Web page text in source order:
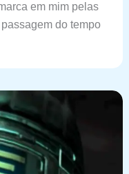
em mim pelas
do tempo